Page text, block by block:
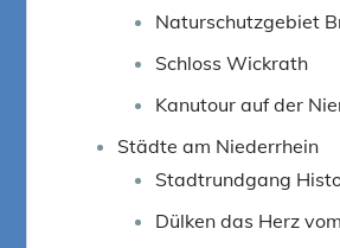
Naturschutzgebiet
Schloss Wickrath
Kanutour auf der
Städte am Niederrhein
Stadtrundgang
Dülken das Herz